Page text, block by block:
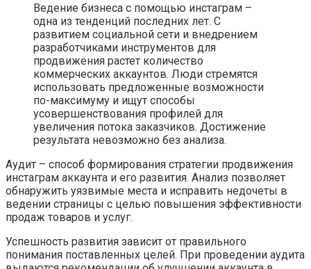
Ведение бизнеса с помощью инстаграм –
одна из тенденций последних лет. С
развитием социальной сети и внедрением
разработчиками инструментов для
продвижения растет количество
коммерческих аккаунтов. Люди стремятся
использовать предложенные возможности
по-максимуму и ищут способы
усовершенствования профилей для
увеличения потока заказчиков. Достижение
результата невозможно без анализа.
Аудит – способ формирования стратегии продвижения
инстаграм аккаунта и его развития. Анализ позволяет
обнаружить уязвимые места и исправить недочеты в
ведении страницы с целью повышения эффективности
продаж товаров и услуг.
Успешность развития зависит от правильного
понимания поставленных целей. При проведении аудита